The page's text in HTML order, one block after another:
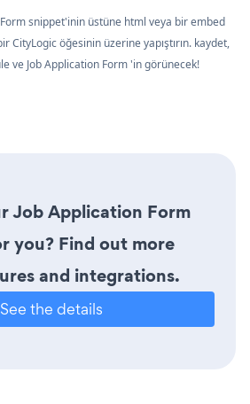
snippet'inin üstüne html veya bir embed
CityLogic öğesinin üzerine yapıştırın. kaydet,
ve Job Application Form 'in görünecek!
Job Application Form
you? Find out more
and integrations.
See the details